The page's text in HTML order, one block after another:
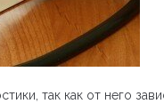
так как от него